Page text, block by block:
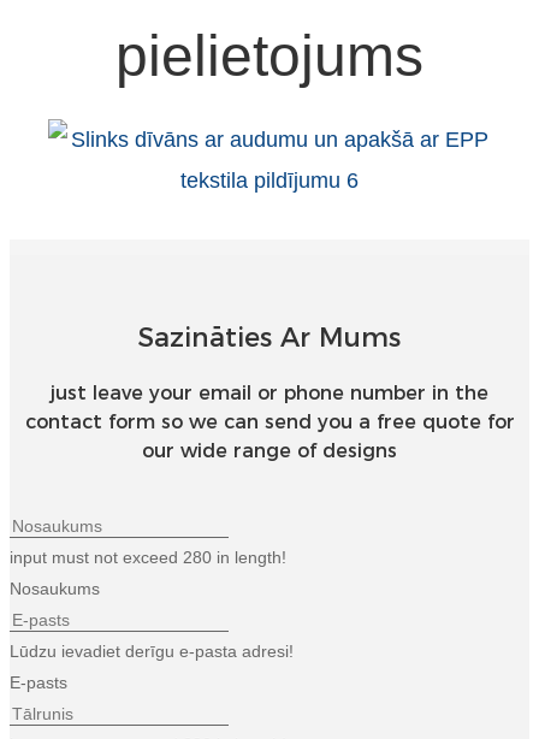
العربية
O'zbek
繁體中文
pielietojums
Sazināties Ar Mums
just leave your email or phone number in the
contact form so we can send you a free quote for
our wide range of designs
input must not exceed 280 in length!
Nosaukums
Lūdzu ievadiet derīgu e-pasta adresi!
E-pasts